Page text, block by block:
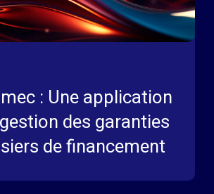
: Une application
des garanties
de financement